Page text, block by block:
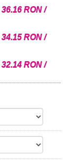
36.16 RON /
34.15 RON /
32.14 RON /